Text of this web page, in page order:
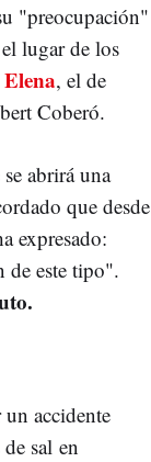
"preocupación"
lugar de los
, el de
Coberó.
abrirá una
que desde
expresado:
de este tipo".
accidente
sal en